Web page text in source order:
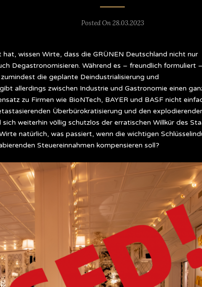
Posted On 28.03.2023
wissen Wirte, dass die GRÜNEN Deutschland nicht nur
Degastronomisieren. Während es – freundlich formuliert
die geplante Deindustrialisierung und
allerdings zwischen Industrie und Gastronomie einen
zu Firmen wie BioNTech, BAYER und BASF nicht
Überbürokratisierung und den
weiterhin völlig schutzlos der erratischen Willkür des
natürlich, was passiert, wenn die wichtigen
Steuereinnahmen kompensieren soll?